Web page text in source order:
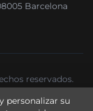
Barcelona
reservados.
Aviso Legal
personalizar su